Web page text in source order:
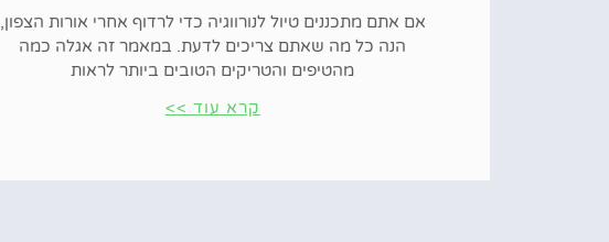
אם אתם מתכננים טיול לנורווגיה כדי לרדוף אחרי אורות הצפון,
הנה כל מה שאתם צריכים לדעת. במאמר זה אגלה כמה
מהטיפים והטריקים הטובים ביותר לראות
קרא עוד >>